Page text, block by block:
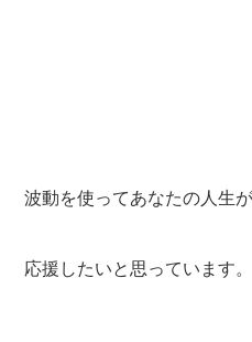
波動を使ってあなたの人生
応援したいと思っています。